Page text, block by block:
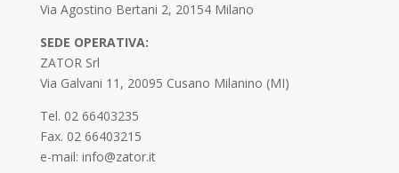
Via Agostino Bertani 2, 20154 Milano
SEDE OPERATIVA:
ZATOR Srl
Via Galvani 11, 20095 Cusano Milanino (MI)
Tel. 02 66403235
Fax. 02 66403215
e-mail: info@zator.it